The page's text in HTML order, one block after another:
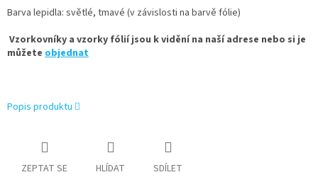
Barva lepidla: světlé, tmavé (v závislosti na barvě fólie)
Vzorkovníky a vzorky fólií jsou k vidění na naší adrese nebo si je
můžete objednat
Popis produktu
ZEPTAT SE HLÍDAT SDÍLET